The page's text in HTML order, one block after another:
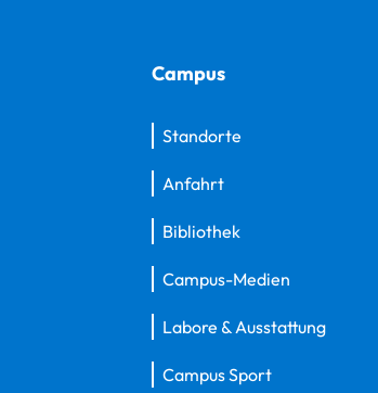
Campus
Standorte
Anfahrt
Bibliothek
Campus-Medien
Labore & Ausstattung
Campus Sport